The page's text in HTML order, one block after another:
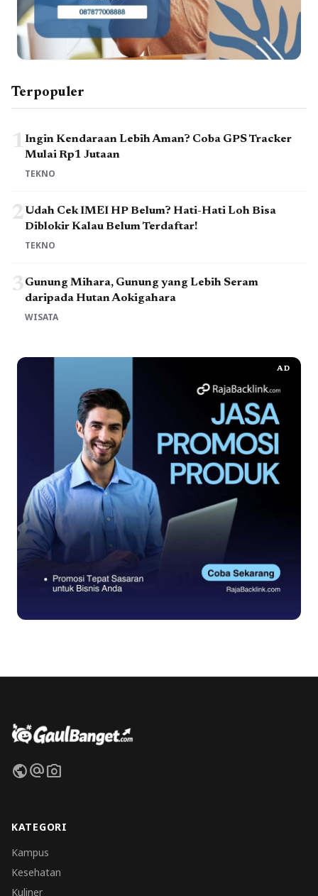
Terpopuler
1Ingin Kendaraan Lebih Aman? Coba GPS Tracker
Mulai Rp1 Jutaan
TEKNO
2Udah Cek IMEI HP Belum? Hati-Hati Loh Bisa
Diblokir Kalau Belum Terdaftar!
TEKNO
3Gunung Mihara, Gunung yang Lebih Seram
daripada Hutan Aokigahara
WISATA
AD
publicalternate_emailphoto_camera
KATEGORI
Kampus
Kesehatan
Kuliner